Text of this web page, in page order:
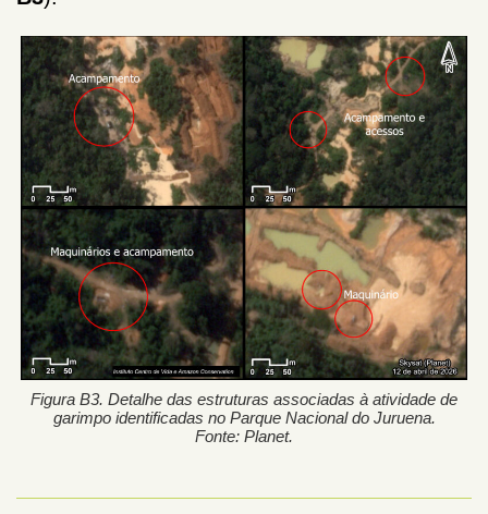
Figura B3. Detalhe das estruturas associadas à atividade de
garimpo identificadas no Parque Nacional do Juruena.
Fonte: Planet.